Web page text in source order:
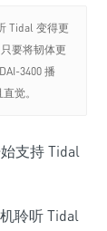
Tidal 变得更
要将韧体更
3400 播
觉。
聆听 Tidal